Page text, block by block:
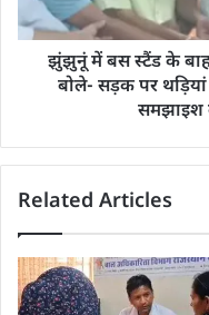
झुंझुनूं में बस स्टैंड के
बोले- सड़क पर थड़ियां
समझाइश
Related Articles